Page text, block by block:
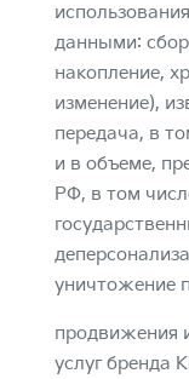
данными:
накопление,
изменение),
передача, в
и в объеме,
РФ, в том
уничтожение
продвижения
услуг бренда